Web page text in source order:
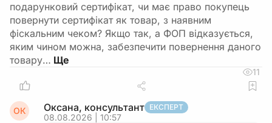
подарунковий сертифікат, чи має право покупець
повернути сертифікат як товар, з наявним
фіскальним чеком? Якщо так, а ФОП відказується,
яким чином можна, забезпечити повернення даного
товару…
11
ОК Оксана, консультант ЕКСПЕРТ
08.08.2026 | 10:57